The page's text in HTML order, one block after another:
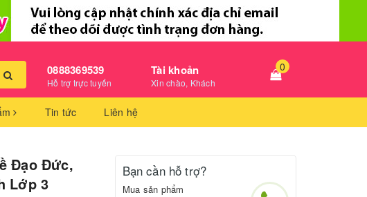
0888369539
Hỗ trợ trực tuyến
Tài khoản
Xin chào, Khách
0
Tin tức Liên hệ
Đạo Đức,
Lớp 3
Bạn cần hỗ trợ?
Mua sản phẩm